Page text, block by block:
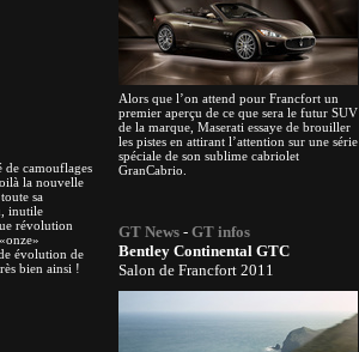
de camouflages
la nouvelle
sa
inutile
révolution
évolution de
bien ainsi !
Alors que l’on attend pour Francfort un
premier aperçu de ce que sera le futur SUV
de la marque, Maserati essaye de brouiller
les pistes en attirant l’attention sur une série
spéciale de son sublime cabriolet
GranCabrio.
GT News - GT infos
Bentley Continental GTC
Salon de Francfort 2011